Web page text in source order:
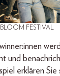
FESTIVAL
und
erklären Sie